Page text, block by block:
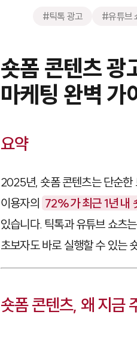
#틱톡 광고
#유튜브
숏폼 콘텐츠
마케팅 완벽 가
요약
2025년, 숏폼 콘텐츠는 단순한
이용자의 72%가 최근 1년 내
있습니다. 틱톡과 유튜브 쇼츠
초보자도 바로 실행할 수 있는
숏폼 콘텐츠, 왜 지금